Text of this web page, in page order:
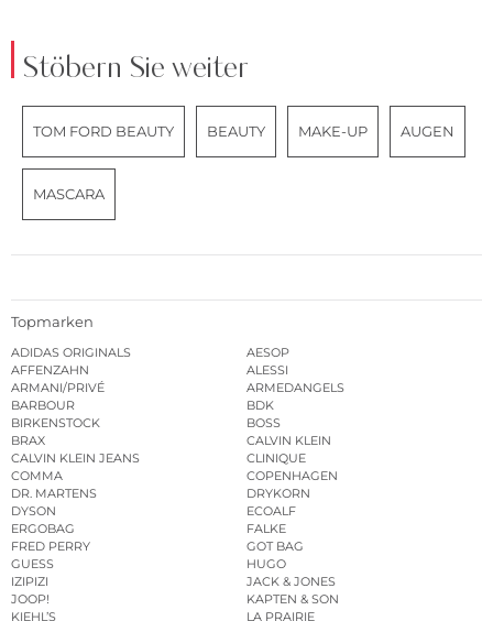
Stöbern Sie weiter
TOM FORD BEAUTY BEAUTY MAKE-UP AUGEN
MASCARA
Topmarken
ADIDAS ORIGINALS
AESOP
AFFENZAHN
ALESSI
ARMANI/PRIVÉ
ARMEDANGELS
BARBOUR
BDK
BIRKENSTOCK
BOSS
BRAX
CALVIN KLEIN
CALVIN KLEIN JEANS
CLINIQUE
COMMA
COPENHAGEN
DR. MARTENS
DRYKORN
DYSON
ECOALF
ERGOBAG
FALKE
FRED PERRY
GOT BAG
GUESS
HUGO
IZIPIZI
JACK & JONES
JOOP!
KAPTEN & SON
KIEHL’S
LA PRAIRIE